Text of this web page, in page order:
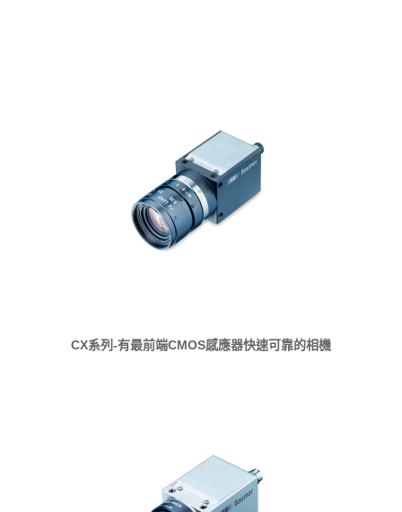
CX系列-有最前端CMOS感應器快速可靠的相機